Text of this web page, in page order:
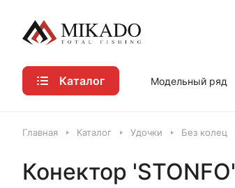
Каталог Модельный ряд
Главная Каталог Удочки Без колец
Конектор 'STONFO'